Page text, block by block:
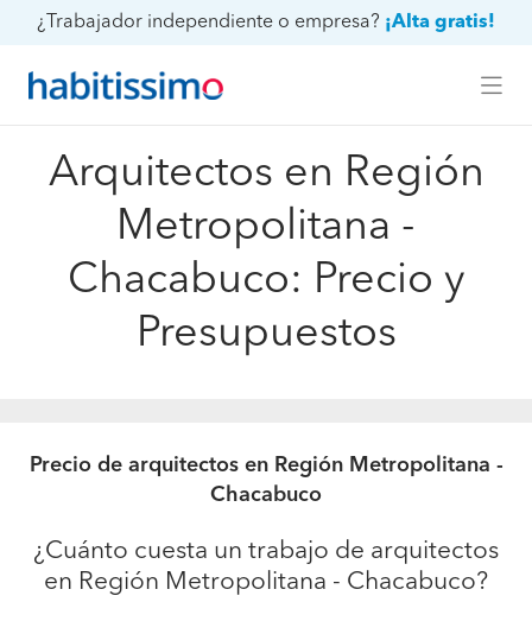
¿Trabajador independiente o empresa? ¡Alta gratis!
Arquitectos en Región
Metropolitana -
Chacabuco: Precio y
Presupuestos
Precio de arquitectos en Región Metropolitana -
Chacabuco
¿Cuánto cuesta un trabajo de arquitectos
en Región Metropolitana - Chacabuco?